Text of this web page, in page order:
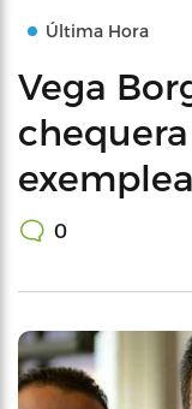
Última Hora
Vega
0